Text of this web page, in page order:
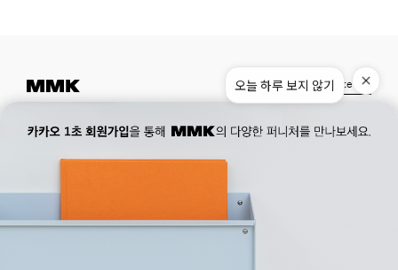
대표자 : 박기민 사업자 등록번호 : 821-86-02281
Museum. 02. 777. 5887 Office.02. 777. 5778
177, Duteopbawi-ro, Yongsan-gu, Seoul, Korea
Official : hello@mmk-seoul.com
Instagram Pinterest
오늘 하루 보지 않기